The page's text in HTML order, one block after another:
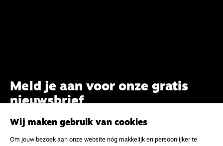
Meld je aan voor onze gratis
nieuwsbrief
uw e-mailadres
Wij maken gebruik van cookies
Om jouw bezoek aan onze website nóg makkelijk en persoonlijker te